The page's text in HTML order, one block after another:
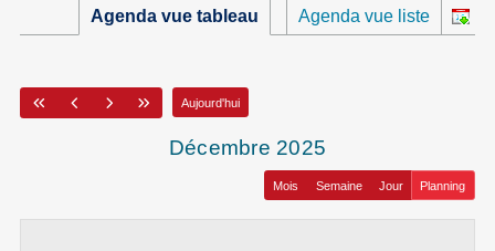
Agenda vue tableau Agenda vue liste
Aujourd'hui
décembre 2025
Mois Semaine Jour Planning